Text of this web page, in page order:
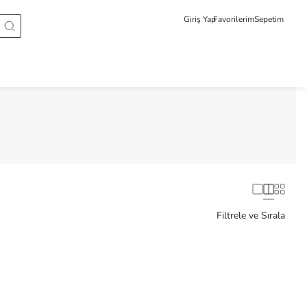
Giriş YapFavorilerimSepetim
Filtrele ve Sırala